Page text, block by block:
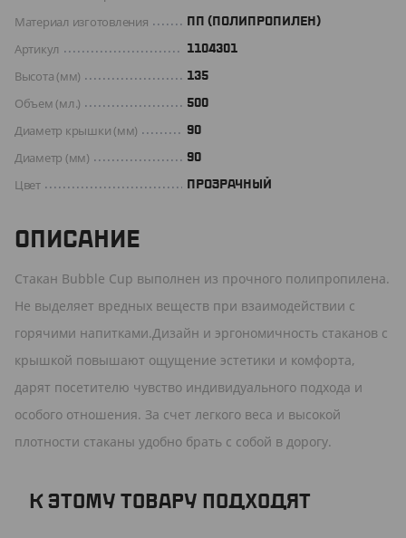
Материал изготовления ПП (ПОЛИПРОПИЛЕН)
Артикул 1104301
Высота (мм) 135
Объем (мл.) 500
Диаметр крышки (мм) 90
Диаметр (мм) 90
Цвет ПРОЗРАЧНЫЙ
ОПИСАНИЕ
Стакан Bubble Cup выполнен из прочного полипропилена.
Не выделяет вредных веществ при взаимодействии с
горячими напитками.Дизайн и эргономичность стаканов с
крышкой повышают ощущение эстетики и комфорта,
дарят посетителю чувство индивидуального подхода и
особого отношения. За счет легкого веса и высокой
плотности стаканы удобно брать с собой в дорогу.
К ЭТОМУ ТОВАРУ ПОДХОДЯТ